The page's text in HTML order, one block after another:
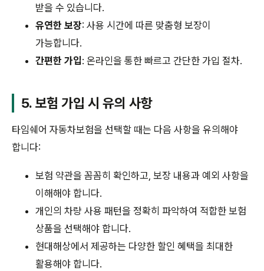
받을 수 있습니다.
유연한 보장: 사용 시간에 따른 맞춤형 보장이
가능합니다.
간편한 가입: 온라인을 통한 빠르고 간단한 가입 절차.
5. 보험 가입 시 유의 사항
타임쉐어 자동차보험을 선택할 때는 다음 사항을 유의해야
합니다:
보험 약관을 꼼꼼히 확인하고, 보장 내용과 예외 사항을
이해해야 합니다.
개인의 차량 사용 패턴을 정확히 파악하여 적합한 보험
상품을 선택해야 합니다.
현대해상에서 제공하는 다양한 할인 혜택을 최대한
활용해야 합니다.